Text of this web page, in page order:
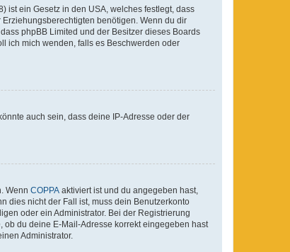
ist ein Gesetz in den USA, welches festlegt, dass
benötigen. Wenn du dir
phpBB Limited und der Besitzer dieses Boards
ich mich wenden, falls es Beschwerden oder
auch sein, dass deine IP-Adresse oder der
Wenn COPPA aktiviert ist und du angegeben hast,
dies nicht der Fall ist, muss dein Benutzerkonto
oder ein Administrator. Bei der Registrierung
ob du deine E-Mail-Adresse korrekt eingegeben hast
Administrator.